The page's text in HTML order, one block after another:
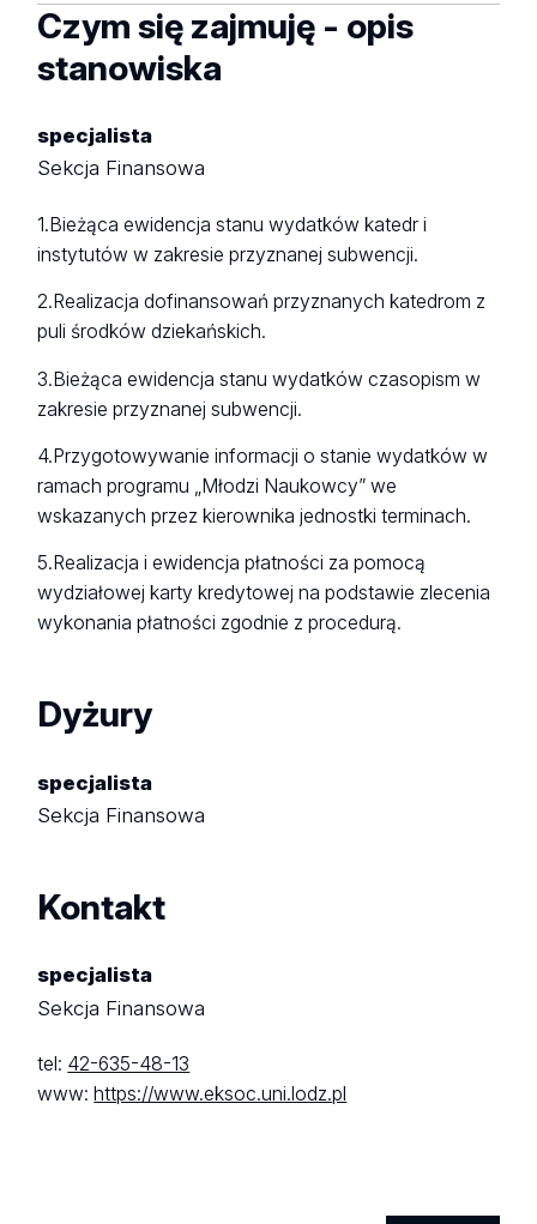
Czym się zajmuję - opis
stanowiska
specjalista
Sekcja Finansowa
1.Bieżąca ewidencja stanu wydatków katedr i
instytutów w zakresie przyznanej subwencji.
2.Realizacja dofinansowań przyznanych katedrom z
puli środków dziekańskich.
3.Bieżąca ewidencja stanu wydatków czasopism w
zakresie przyznanej subwencji.
4.Przygotowywanie informacji o stanie wydatków w
ramach programu „Młodzi Naukowcy” we
wskazanych przez kierownika jednostki terminach.
5.Realizacja i ewidencja płatności za pomocą
wydziałowej karty kredytowej na podstawie zlecenia
wykonania płatności zgodnie z procedurą.
Dyżury
specjalista
Sekcja Finansowa
Kontakt
specjalista
Sekcja Finansowa
tel: 42-635-48-13
www:https://www.eksoc.uni.lodz.pl